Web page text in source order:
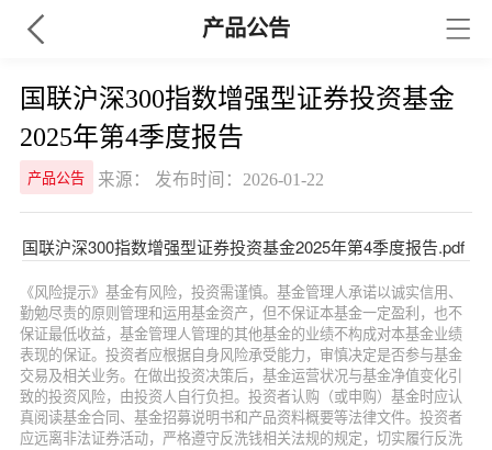
产品公告
国联沪深300指数增强型证券投资基金
2025年第4季度报告
产品公告 来源： 发布时间：2026-01-22
国联沪深300指数增强型证券投资基金2025年第4季度报告.pdf
《风险提示》基金有风险，投资需谨慎。基金管理人承诺以诚实信用、
勤勉尽责的原则管理和运用基金资产，但不保证本基金一定盈利，也不
保证最低收益，基金管理人管理的其他基金的业绩不构成对本基金业绩
表现的保证。投资者应根据自身风险承受能力，审慎决定是否参与基金
交易及相关业务。在做出投资决策后，基金运营状况与基金净值变化引
致的投资风险，由投资人自行负担。投资者认购（或申购）基金时应认
真阅读基金合同、基金招募说明书和产品资料概要等法律文件。投资者
应远离非法证券活动，严格遵守反洗钱相关法规的规定，切实履行反洗